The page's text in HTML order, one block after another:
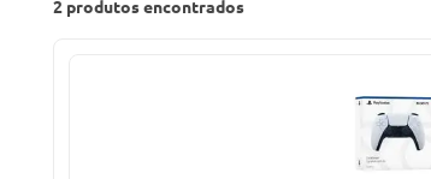
2 produtos encontrados